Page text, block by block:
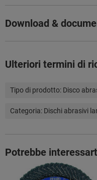
Download &
Ulteriori termini di
Tipo di prodotto: Disco
Categoria: Dischi abrasivi
Potrebbe